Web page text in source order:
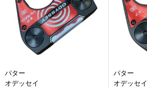
パター
オデッセイ
パター
オデッセイ